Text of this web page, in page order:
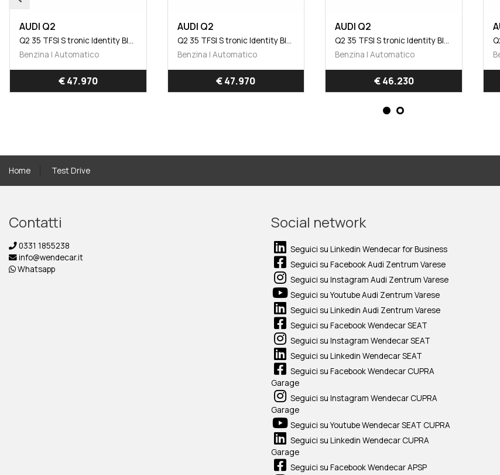
Q2 35 TFSI S tronic Identity Black
Q2 35 TFSI S tronic Identity Black
Benzina | Automatico
Q2 35 TFSI S tronic Identity Black
Benzina | Automatico
Q2 35 TFSI S tronic Identity Black
Benzina | Automatico
Home Test Drive
Contatti
0331 1855238
info@wendecar.it
Whatsapp
Social network
Seguici su Linkedin Wendecar for Business
Seguici su Facebook Audi Zentrum Varese
Seguici su Instagram Audi Zentrum Varese
Seguici su Youtube Audi Zentrum Varese
Seguici su Linkedin Audi Zentrum Varese
Seguici su Facebook Wendecar SEAT
Seguici su Instagram Wendecar SEAT
Seguici su Linkedin Wendecar SEAT
Seguici su Facebook Wendecar CUPRA
Garage
Seguici su Instagram Wendecar CUPRA
Garage
Seguici su Youtube Wendecar SEAT CUPRA
Seguici su Linkedin Wendecar CUPRA
Garage
Seguici su Facebook Wendecar APSP